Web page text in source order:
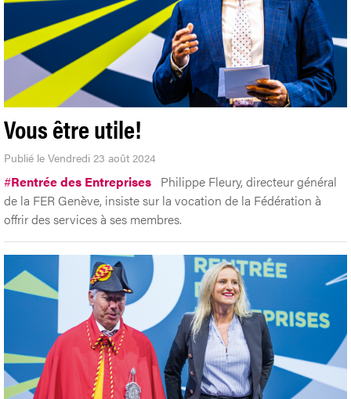
Vous être utile!
Publié le Vendredi 23 août 2024
#Rentrée des Entreprises Philippe Fleury, directeur général
de la FER Genève, insiste sur la vocation de la Fédération à
offrir des services à ses membres.